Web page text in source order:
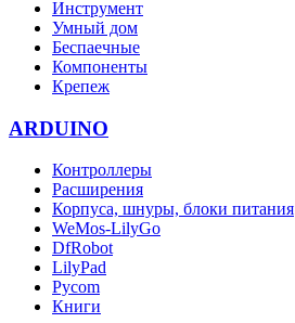
Инструмент
Умный дом
Беспаечные
Компоненты
Крепеж
ARDUINO
Контроллеры
Расширения
Корпуса, шнуры, блоки питания
WeMos-LilyGo
DfRobot
LilyPad
Pycom
Книги